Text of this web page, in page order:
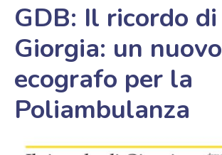
GDB: Il ricordo di
Giorgia: un nuovo
ecografo per la
Poliambulanza